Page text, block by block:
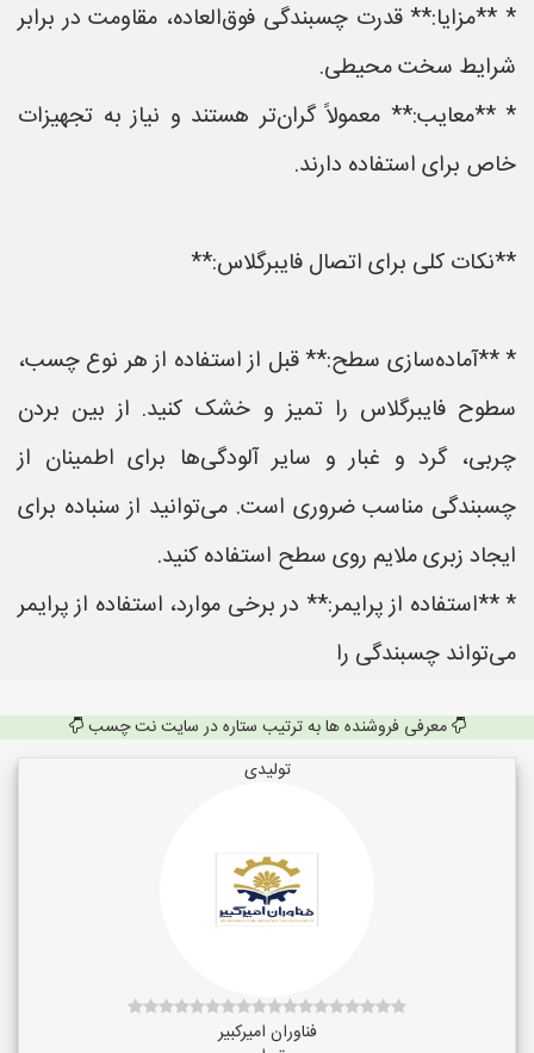
* **مزایا:** قدرت چسبندگی فوق‌العاده، مقاومت در برابر
شرایط سخت محیطی.
* **معایب:** معمولاً گران‌تر هستند و نیاز به تجهیزات
خاص برای استفاده دارند.
**نکات کلی برای اتصال فایبرگلاس:**
* **آماده‌سازی سطح:** قبل از استفاده از هر نوع چسب،
سطوح فایبرگلاس را تمیز و خشک کنید. از بین بردن
چربی، گرد و غبار و سایر آلودگی‌ها برای اطمینان از
چسبندگی مناسب ضروری است. می‌توانید از سنباده برای
ایجاد زبری ملایم روی سطح استفاده کنید.
* **استفاده از پرایمر:** در برخی موارد، استفاده از پرایمر
می‌تواند چسبندگی را
معرفی فروشنده ها به ترتیب ستاره در سایت نت چسب
تولیدی
فناوران امیرکبیر